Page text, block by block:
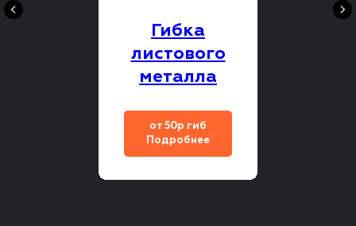
Гибка
листового
металла
от 50р гиб
Подробнее